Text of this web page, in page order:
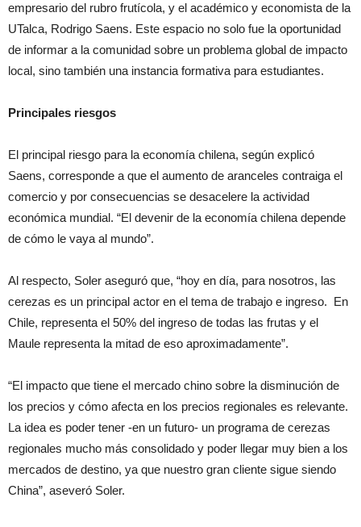
empresario del rubro frutícola, y el académico y economista de la
UTalca, Rodrigo Saens. Este espacio no solo fue la oportunidad
de informar a la comunidad sobre un problema global de impacto
local, sino también una instancia formativa para estudiantes.
Principales riesgos
El principal riesgo para la economía chilena, según explicó
Saens, corresponde a que el aumento de aranceles contraiga el
comercio y por consecuencias se desacelere la actividad
económica mundial. “El devenir de la economía chilena depende
de cómo le vaya al mundo”.
Al respecto, Soler aseguró que, “hoy en día, para nosotros, las
cerezas es un principal actor en el tema de trabajo e ingreso. En
Chile, representa el 50% del ingreso de todas las frutas y el
Maule representa la mitad de eso aproximadamente”.
“El impacto que tiene el mercado chino sobre la disminución de
los precios y cómo afecta en los precios regionales es relevante.
La idea es poder tener -en un futuro- un programa de cerezas
regionales mucho más consolidado y poder llegar muy bien a los
mercados de destino, ya que nuestro gran cliente sigue siendo
China”, aseveró Soler.